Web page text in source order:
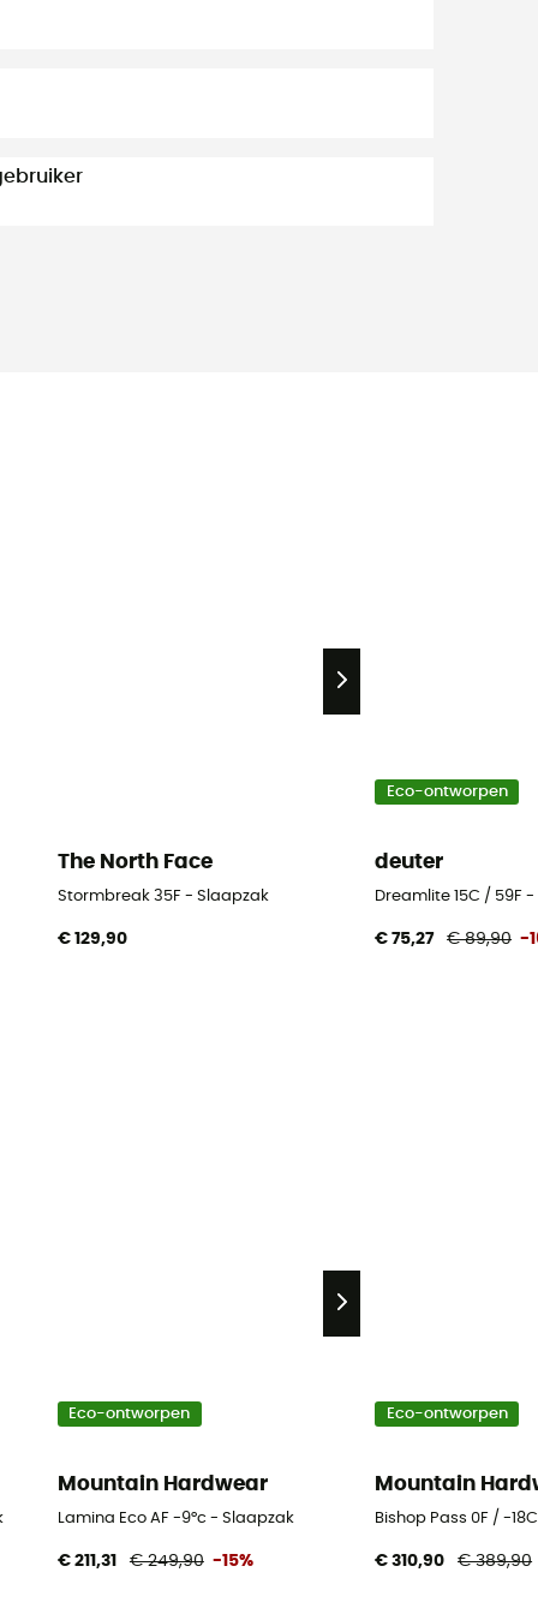
The North Face
Stormbreak 35F - Slaapzak
€ 129,90
Eco-ontworpen
deuter
Dreamlite 15C / 59F
€ 75,27 € 89,90 -
Eco-ontworpen
Mountain Hardwear
Lamina Eco AF -9°c - Slaapzak
€ 211,31 € 249,90 -15%
Eco-ontworpen
Mountain
Bishop Pass 0F / -
€ 310,90 € 389,90